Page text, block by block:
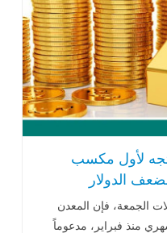
تتجه لأول مكسب
الدولار
الجمعة، فإن المعدن
منذ فبراير، مدعوماً